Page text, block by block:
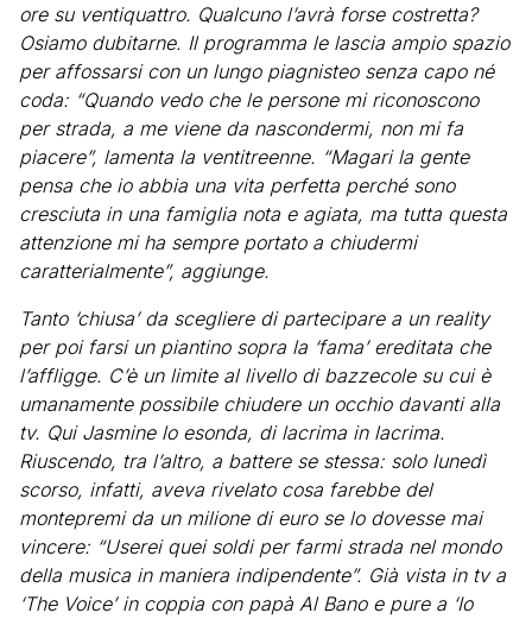
ore su ventiquattro. Qualcuno l’avrà forse costretta?
Osiamo dubitarne. Il programma le lascia ampio spazio
per affossarsi con un lungo piagnisteo senza capo né
coda: “Quando vedo che le persone mi riconoscono
per strada, a me viene da nascondermi, non mi fa
piacere”, lamenta la ventitreenne. “Magari la gente
pensa che io abbia una vita perfetta perché sono
cresciuta in una famiglia nota e agiata, ma tutta questa
attenzione mi ha sempre portato a chiudermi
caratterialmente”, aggiunge.
Tanto ‘chiusa’ da scegliere di partecipare a un reality
per poi farsi un piantino sopra la ‘fama’ ereditata che
l’affligge. C’è un limite al livello di bazzecole su cui è
umanamente possibile chiudere un occhio davanti alla
tv. Qui Jasmine lo esonda, di lacrima in lacrima.
Riuscendo, tra l’altro, a battere se stessa: solo lunedì
scorso, infatti, aveva rivelato cosa farebbe del
montepremi da un milione di euro se lo dovesse mai
vincere: “Userei quei soldi per farmi strada nel mondo
della musica in maniera indipendente”. Già vista in tv a
‘The Voice’ in coppia con papà Al Bano e pure a ‘Io